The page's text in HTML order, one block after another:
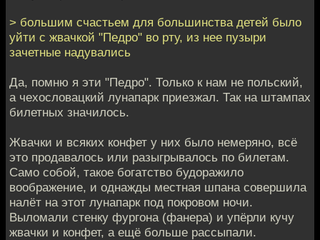
> большим счастьем для большинства детей было
уйти с жвачкой "Педро" во рту, из нее пузыри
зачетные надувались
Да, помню я эти "Педро". Только к нам не польский,
а чехословацкий лунапарк приезжал. Так на штампах
билетных значилось.
Жвачки и всяких конфет у них было немеряно, всё
это продавалось или разыгрывалось по билетам.
Само собой, такое богатство будоражило
воображение, и однажды местная шпана совершила
налёт на этот лунапарк под покровом ночи.
Выломали стенку фургона (фанера) и упёрли кучу
жвачки и конфет, а ещё больше рассыпали.